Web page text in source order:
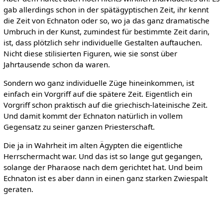
gab allerdings schon in der spätägyptischen Zeit, ihr kennt
die Zeit von Echnaton oder so, wo ja das ganz dramatische
Umbruch in der Kunst, zumindest für bestimmte Zeit darin,
ist, dass plötzlich sehr individuelle Gestalten auftauchen.
Nicht diese stilisierten Figuren, wie sie sonst über
Jahrtausende schon da waren.
Sondern wo ganz individuelle Züge hineinkommen, ist
einfach ein Vorgriff auf die spätere Zeit. Eigentlich ein
Vorgriff schon praktisch auf die griechisch-lateinische Zeit.
Und damit kommt der Echnaton natürlich in vollem
Gegensatz zu seiner ganzen Priesterschaft.
Die ja in Wahrheit im alten Ägypten die eigentliche
Herrschermacht war. Und das ist so lange gut gegangen,
solange der Pharaose nach dem gerichtet hat. Und beim
Echnaton ist es aber dann in einen ganz starken Zwiespalt
geraten.